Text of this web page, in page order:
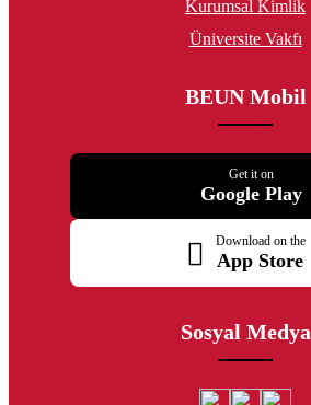
Kurumsal Kimlik
Üniversite Vakfı
BEUN Mobil
Get it on
Google Play
Download on the
App Store
Sosyal Medya